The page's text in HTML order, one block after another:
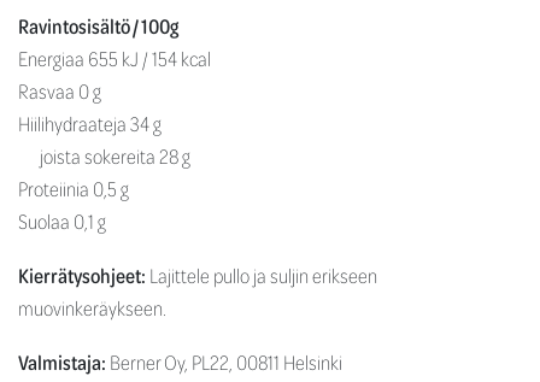
Ravintosisältö / 100g
Energiaa 655 kJ / 154 kcal
Rasvaa 0 g
Hiilihydraateja 34 g
joista sokereita 28 g
Proteiinia 0,5 g
Suolaa 0,1 g
Kierrätysohjeet: Lajittele pullo ja suljin erikseen
muovinkeräykseen.
Valmistaja: Berner Oy, PL22, 00811 Helsinki